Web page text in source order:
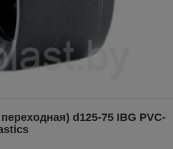
d125-75 IBG PVC-